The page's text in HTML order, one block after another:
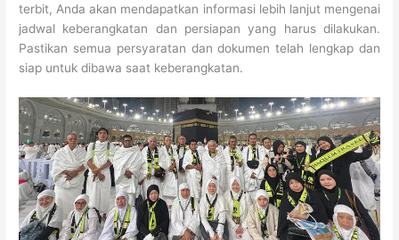
terbit, Anda akan mendapatkan informasi lebih lanjut mengenai
jadwal keberangkatan dan persiapan yang harus dilakukan.
Pastikan semua persyaratan dan dokumen telah lengkap dan
siap untuk dibawa saat keberangkatan.